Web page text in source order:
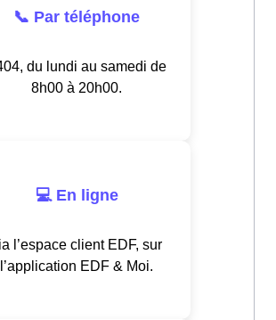
📞 Par téléphone
du lundi au samedi de
8h00 à 20h00.
💻 En ligne
l’espace client EDF, sur
l’application EDF & Moi.